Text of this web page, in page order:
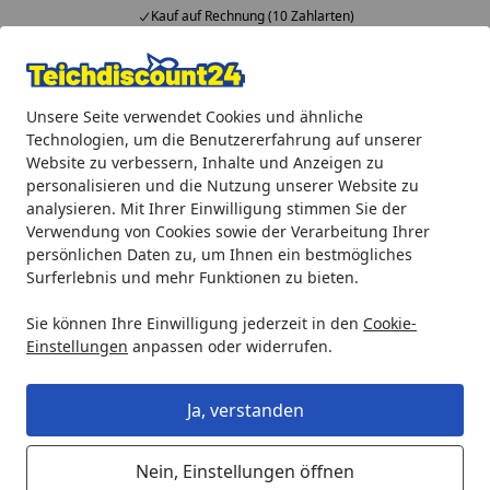
Unsere Seite verwendet Cookies und ähnliche
Technologien, um die Benutzererfahrung auf unserer
Website zu verbessern, Inhalte und Anzeigen zu
personalisieren und die Nutzung unserer Website zu
analysieren. Mit Ihrer Einwilligung stimmen Sie der
Verwendung von Cookies sowie der Verarbeitung Ihrer
persönlichen Daten zu, um Ihnen ein bestmögliches
Surferlebnis und mehr Funktionen zu bieten.
Sie können Ihre Einwilligung jederzeit in den Cookie-
Einstellungen anpassen oder widerrufen.
Ja, verstanden
Nein, Einstellungen öffnen
Kauf auf Rechnung (10 Zahlarten)
Alle Produkte
Mein Konto
Suchen
Startseite
Teichprodukte Teichbau Deko Elemente
Heissner Gartenbrunnen-Sockel
"Tower", black color, 39x39x68cm
(016612-03)